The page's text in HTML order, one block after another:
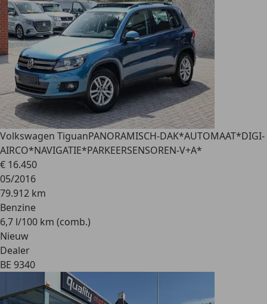
Volkswagen TiguanPANORAMISCH-DAK*AUTOMAAT*DIGI-
AIRCO*NAVIGATIE*PARKEERSENSOREN-V+A*
€ 16.450
05/2016
79.912 km
Benzine
6,7 l/100 km (comb.)
Nieuw
Dealer
BE 9340